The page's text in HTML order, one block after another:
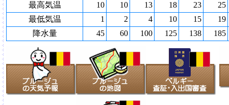
最高気温 10 10 13 18 23 25
最低気温
1 2 4 10 15 19
降水量
45 60 100 125 138 185